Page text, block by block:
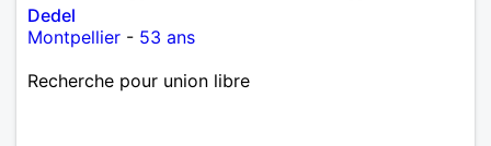
Dedel
Montpellier - 53 ans
Recherche pour union libre